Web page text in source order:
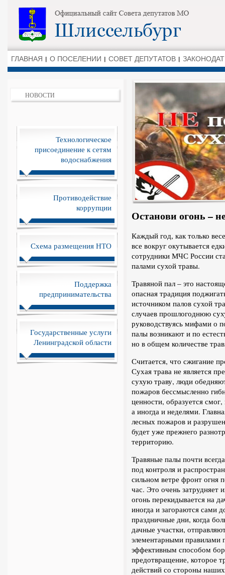
ГЛАВНАЯ О ПОСЕЛЕНИИ СОВЕТ ДЕПУТАТОВ
НОВОСТИ
Технологическое
присоединение к сетям
водоснабжения
Противодействие
коррупции
Схема размещения НТО
Поддержка
предпринимательства
Государственные услуги
Ленинградской области
Останови огонь –
Каждый год, как только
все вокруг окутывается
сотрудники МЧС России
палами сухой травы.
Травяной пал – это
опасная традиция
источником палов сухой
случаев прошлогоднюю
руководствуясь мифами о
палы возникают и по
но в общем количестве
Считается, что сжигание
Сухая трава не является
сухую траву, люди
пожаров бессмысленно
ценности, образуется
а иногда и неделями.
лесных пожаров и
будет уже прежнего
территорию.
Травяные палы почти
под контроля и
сильном ветре фронт огня
час. Это очень затрудняет
огонь перекидывается на
иногда и загораются сами
праздничные дни, когда
дачные участки,
элементарными правилами
эффективным способом
предотвращение, которое
действий со стороны